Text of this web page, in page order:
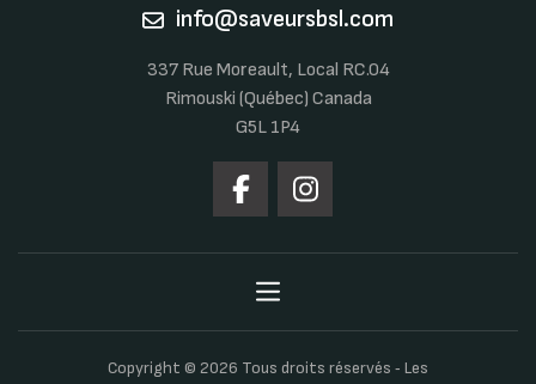
info@saveursbsl.com
337 Rue Moreault, Local RC.04
Rimouski (Québec) Canada
G5L 1P4
Copyright © 2026 Tous droits réservés ‐ Les